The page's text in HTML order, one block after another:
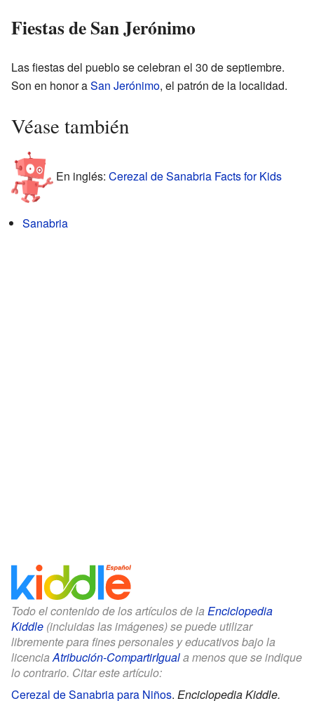
Fiestas de San Jerónimo
Las fiestas del pueblo se celebran el 30 de septiembre.
Son en honor aSan Jerónimo, el patrón de la localidad.
Véase también
En inglés: Cerezal de Sanabria Facts for Kids
Sanabria
Todo el contenido de los artículos de la Enciclopedia
Kiddle (incluidas las imágenes) se puede utilizar
libremente para fines personales y educativos bajo la
licenciaAtribución-CompartirIguala menos que se indique
lo contrario. Citar este artículo:
Cerezal de Sanabria para Niños. Enciclopedia Kiddle.